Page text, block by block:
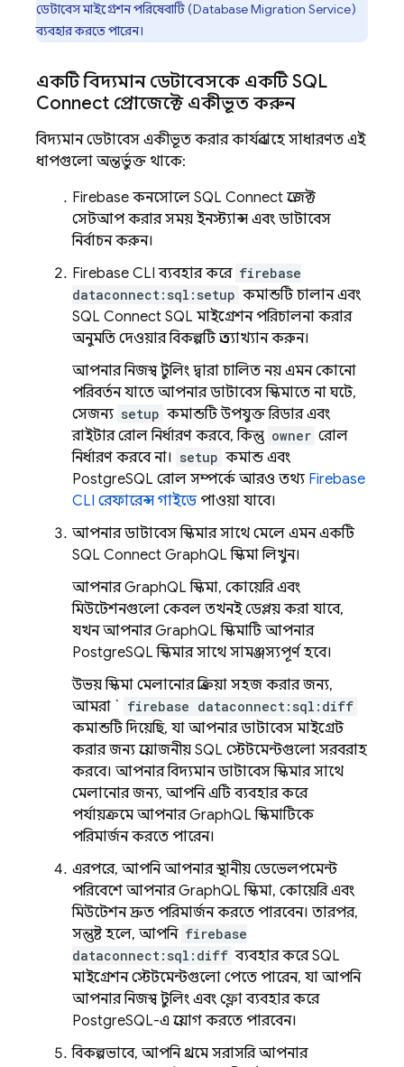
ডেটাবেস মাইগ্রেশন পরিষেবাটি (Database Migration Service)
ব্যবহার করতে পারেন।
একটি বিদ্যমান ডেটাবেসকে একটিSQL
Connect প্রোজেক্টে একীভূত করুন
বিদ্যমান ডেটাবেস একীভূত করার কার্যপ্রবাহে সাধারণত এই
ধাপগুলো অন্তর্ভুক্ত থাকে:
Firebase কনসোলে SQL Connect প্রজেক্ট
সেটআপ করার সময় ইনস্ট্যান্স এবং ডাটাবেস
নির্বাচন করুন।
Firebase CLI ব্যবহার করে firebase
dataconnect:sql:setup কমান্ডটি চালান এবং
SQL Connect SQL মাইগ্রেশন পরিচালনা করার
অনুমতি দেওয়ার বিকল্পটি প্রত্যাখ্যান করুন।
আপনার নিজস্ব টুলিং দ্বারা চালিত নয় এমন কোনো
পরিবর্তন যাতে আপনার ডাটাবেস স্কিমাতে না ঘটে,
সেজন্য setup কমান্ডটি উপযুক্ত রিডার এবং
রাইটার রোল নির্ধারণ করবে, কিন্তু owner রোল
নির্ধারণ করবে না। setup কমান্ড এবং
PostgreSQL রোল সম্পর্কে আরও তথ্য Firebase
CLI রেফারেন্স গাইডেপাওয়া যাবে।
আপনার ডাটাবেস স্কিমার সাথে মেলে এমন একটি
SQL Connect GraphQL স্কিমা লিখুন।
আপনার GraphQL স্কিমা, কোয়েরি এবং
মিউটেশনগুলো কেবল তখনই ডেপ্লয় করা যাবে,
যখন আপনার GraphQL স্কিমাটি আপনার
PostgreSQL স্কিমার সাথে সামঞ্জস্যপূর্ণ হবে।
উভয় স্কিমা মেলানোর প্রক্রিয়া সহজ করার জন্য,
আমরা ` firebase dataconnect:sql:diff
কমান্ডটি দিয়েছি, যা আপনার ডাটাবেস মাইগ্রেট
করার জন্য প্রয়োজনীয় SQL স্টেটমেন্টগুলো সরবরাহ
করবে। আপনার বিদ্যমান ডাটাবেস স্কিমার সাথে
মেলানোর জন্য, আপনি এটি ব্যবহার করে
পর্যায়ক্রমে আপনার GraphQL স্কিমাটিকে
পরিমার্জন করতে পারেন।
এরপরে, আপনি আপনার স্থানীয় ডেভেলপমেন্ট
পরিবেশে আপনার GraphQL স্কিমা, কোয়েরি এবং
মিউটেশন দ্রুত পরিমার্জন করতে পারবেন। তারপর,
সন্তুষ্ট হলে, আপনি firebase
dataconnect:sql:diff ব্যবহার করে SQL
মাইগ্রেশন স্টেটমেন্টগুলো পেতে পারেন, যা আপনি
আপনার নিজস্ব টুলিং এবং ফ্লো ব্যবহার করে
PostgreSQL-এ প্রয়োগ করতে পারবেন।
বিকল্পভাবে, আপনি প্রথমে সরাসরি আপনার